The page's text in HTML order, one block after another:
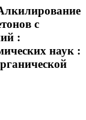
с
:
наук :